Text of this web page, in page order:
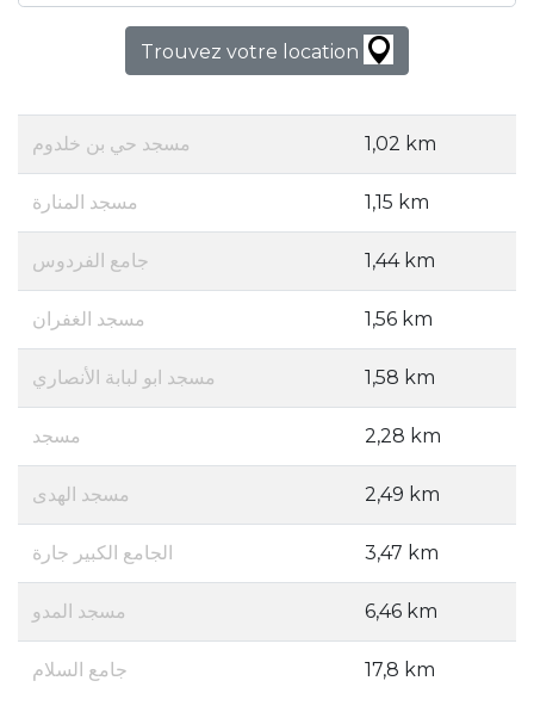
Trouvez votre location
مسجد حي بن خلدوم 1,02 km
مسجد المنارة 1,15 km
جامع الفردوس 1,44 km
مسجد الغفران 1,56 km
مسجد ابو لبابة الأنصاري 1,58 km
مسجد 2,28 km
مسجد الهدى 2,49 km
الجامع الكبير جارة 3,47 km
مسجد المدو 6,46 km
جامع السلام 17,8 km